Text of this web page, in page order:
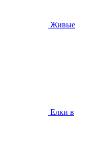
Живые
Елки в